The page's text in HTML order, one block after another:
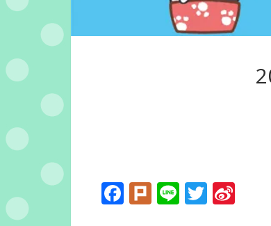
Facebook
PlurkLineTwitter